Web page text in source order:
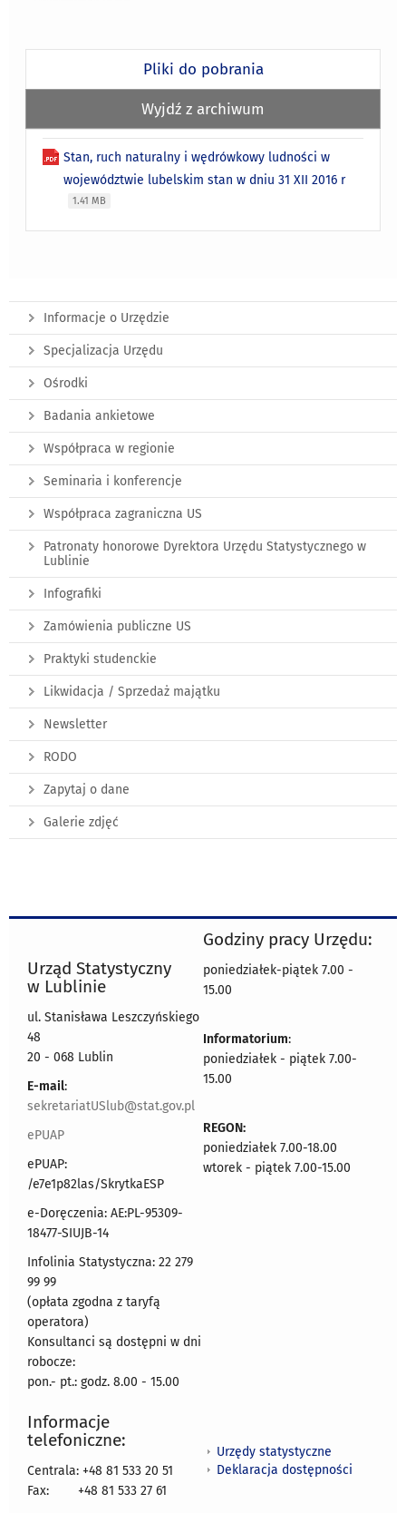
Pliki do pobrania
Wyjdź z archiwum
Stan, ruch naturalny i wędrówkowy ludności w
województwie lubelskim stan w dniu 31 XII 2016 r
1.41 MB
Informacje o Urzędzie
Specjalizacja Urzędu
Ośrodki
Badania ankietowe
Współpraca w regionie
Seminaria i konferencje
Współpraca zagraniczna US
Patronaty honorowe Dyrektora Urzędu Statystycznego w
Lublinie
Infografiki
Zamówienia publiczne US
Praktyki studenckie
Likwidacja / Sprzedaż majątku
Newsletter
RODO
Zapytaj o dane
Galerie zdjęć
Urząd Statystyczny
w Lublinie
ul. Stanisława Leszczyńskiego
48
20 - 068 Lublin
E-mail:
sekretariatUSlub@stat.gov.pl
ePUAP
ePUAP:
/e7e1p82las/SkrytkaESP
e-Doręczenia: AE:PL-95309-
18477-SIUJB-14
Infolinia Statystyczna: 22 279
99 99
(opłata zgodna z taryfą
operatora)
Konsultanci są dostępni w dni
robocze:
pon.- pt.: godz. 8.00 - 15.00
Godziny pracy Urzędu:
poniedziałek-piątek 7.00 -
15.00
Informatorium:
poniedziałek - piątek 7.00-
15.00
REGON:
poniedziałek 7.00-18.00
wtorek - piątek 7.00-15.00
Informacje
telefoniczne:
Centrala: +48 81 533 20 51
Fax:
+48 81 533 27 61
Urzędy statystyczne
Deklaracja dostępności